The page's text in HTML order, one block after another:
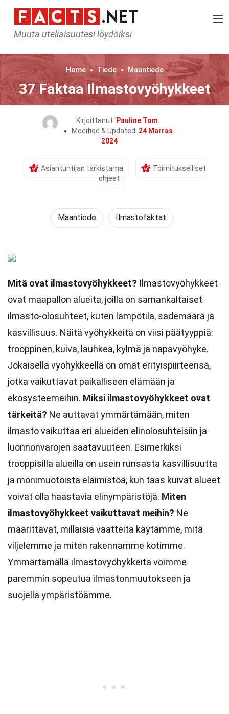
Muuta uteliaisuutesi löydöiksi
Home Tiede Maantiede
37 Faktaa Ilmastovyöhykkeet
Kirjoittanut: Pauline Tom
Modified & Updated: 24 Marras
2024
Asiantuntijan tarkistama
Toimitukselliset
ohjeet
Maantiede Ilmastofaktat
Mitä ovat ilmastovyöhykkeet? Ilmastovyöhykkeet
ovat maapallon alueita, joilla on samankaltaiset
ilmasto-olosuhteet, kuten lämpötila, sademäärä ja
kasvillisuus. Näitä vyöhykkeitä on viisi päätyyppiä:
trooppinen, kuiva, lauhkea, kylmä ja napavyöhyke.
Jokaisella vyöhykkeellä on omat erityispiirteensä,
jotka vaikuttavat paikalliseen elämään ja
ekosysteemeihin. Miksi ilmastovyöhykkeet ovat
tärkeitä? Ne auttavat ymmärtämään, miten
ilmasto vaikuttaa eri alueiden elinolosuhteisiin ja
luonnonvarojen saatavuuteen. Esimerkiksi
trooppisilla alueilla on usein runsasta kasvillisuutta
ja monimuotoista eläimistöä, kun taas kuivat alueet
voivat olla haastavia elinympäristöjä. Miten
ilmastovyöhykkeet vaikuttavat meihin? Ne
määrittävät, millaisia vaatteita käytämme, mitä
viljelemme ja miten rakennamme kotimme.
Ymmärtämällä ilmastovyöhykkeitä voimme
paremmin sopeutua ilmastonmuutokseen ja
suojella ympäristöämme.